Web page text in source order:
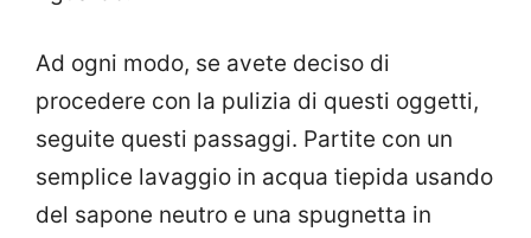
Ad ogni modo, se avete deciso di
procedere con la pulizia di questi oggetti,
seguite questi passaggi. Partite con un
semplice lavaggio in acqua tiepida usando
del sapone neutro e una spugnetta in